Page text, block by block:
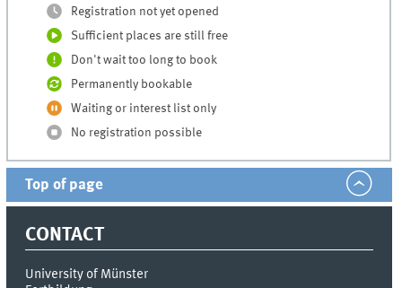
Registration not yet opened
Sufficient places are still free
Don't wait too long to book
Permanently bookable
Waiting or interest list only
No registration possible
Top of page
CONTACT
University of Münster